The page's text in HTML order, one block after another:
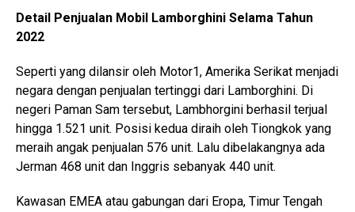
Detail Penjualan Mobil Lamborghini Selama Tahun
2022
Seperti yang dilansir oleh Motor1, Amerika Serikat menjadi
negara dengan penjualan tertinggi dari Lamborghini. Di
negeri Paman Sam tersebut, Lambhorgini berhasil terjual
hingga 1.521 unit. Posisi kedua diraih oleh Tiongkok yang
meraih angak penjualan 576 unit. Lalu dibelakangnya ada
Jerman 468 unit dan Inggris sebanyak 440 unit.
Kawasan EMEA atau gabungan dari Eropa, Timur Tengah